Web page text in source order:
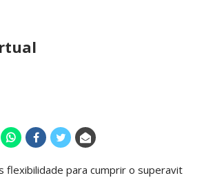
flexibilidade para cumprir o superavit